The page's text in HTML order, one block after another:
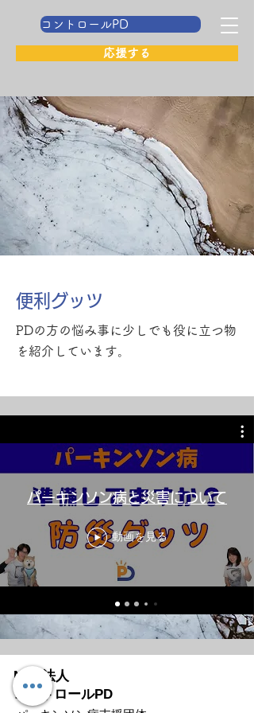
応援する
コントロールPD
便利グッツ
PDの方の悩み事に少しでも役に立つ物
を紹介しています。
パーキンソン病と災害について
動画を見る
NPO法人
コントロールPD